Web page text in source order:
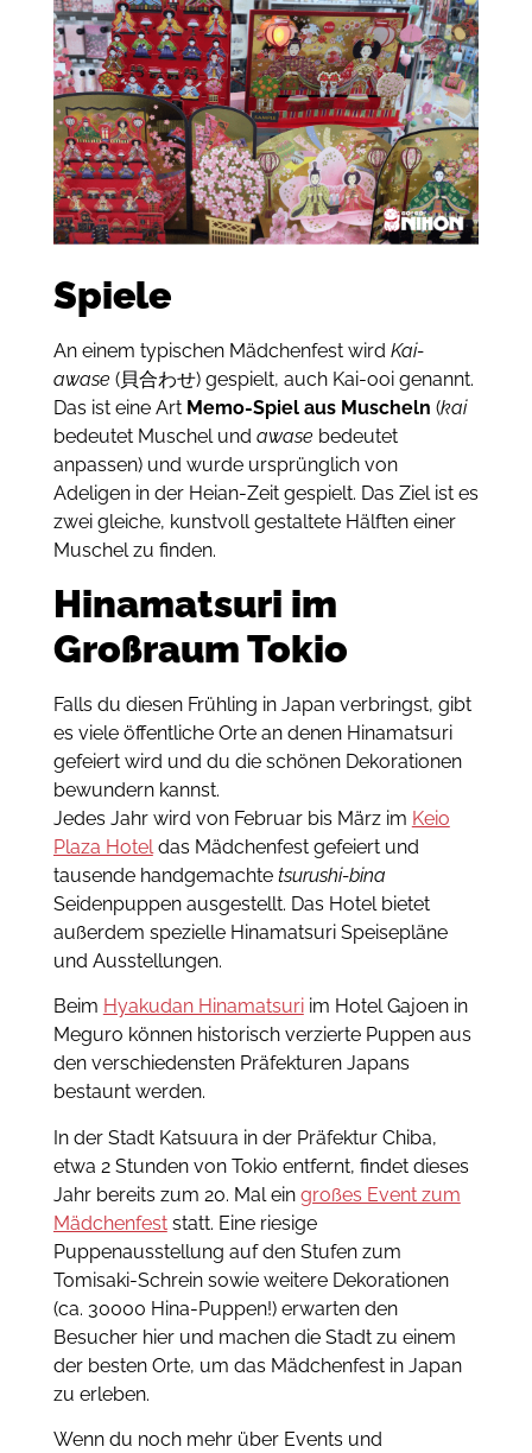
Spiele
An einem typischen Mädchenfest wird Kai-
awase (貝合わせ) gespielt, auch Kai-ooi genannt.
Das ist eine Art Memo-Spiel aus Muscheln (kai
bedeutet Muschel und awase bedeutet
anpassen) und wurde ursprünglich von
Adeligen in der Heian-Zeit gespielt. Das Ziel ist es
zwei gleiche, kunstvoll gestaltete Hälften einer
Muschel zu finden.
Hinamatsuri im
Großraum Tokio
Falls du diesen Frühling in Japan verbringst, gibt
es viele öffentliche Orte an denen Hinamatsuri
gefeiert wird und du die schönen Dekorationen
bewundern kannst.
Jedes Jahr wird von Februar bis März im Keio
Plaza Hoteldas Mädchenfest gefeiert und
tausende handgemachte tsurushi-bina
Seidenpuppen ausgestellt. Das Hotel bietet
außerdem spezielle Hinamatsuri Speisepläne
und Ausstellungen.
Beim Hyakudan Hinamatsuriim Hotel Gajoen in
Meguro können historisch verzierte Puppen aus
den verschiedensten Präfekturen Japans
bestaunt werden.
In der Stadt Katsuura in der Präfektur Chiba,
etwa 2 Stunden von Tokio entfernt, findet dieses
Jahr bereits zum 20. Mal ein großes Event zum
Mädchenfeststatt. Eine riesige
Puppenausstellung auf den Stufen zum
Tomisaki-Schrein sowie weitere Dekorationen
(ca. 30000 Hina-Puppen!) erwarten den
Besucher hier und machen die Stadt zu einem
der besten Orte, um das Mädchenfest in Japan
zu erleben.
Wenn du noch mehr über Events und